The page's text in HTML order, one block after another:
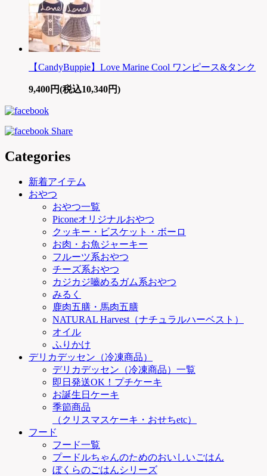
【CandyBuppie】Love Marine Cool ワンピース&タンク
9,400円(税込10,340円)
Categories
新着アイテム
おやつ
おやつ一覧
Piconeオリジナルおやつ
クッキー・ビスケット・ボーロ
お肉・お魚ジャーキー
フルーツ系おやつ
チーズ系おやつ
カジカジ嚙めるガム系おやつ
みるく
鹿肉五膳・馬肉五膳
NATURAL Harvest（ナチュラルハーベスト）
オイル
ふりかけ
デリカデッセン（冷凍商品）
デリカデッセン（冷凍商品）一覧
即日発送OK！プチケーキ
お誕生日ケーキ
季節商品
（クリスマスケーキ・おせちetc）
フード
フード一覧
プードルちゃんのためのおいしいごはん
ぼくらのごはんシリーズ